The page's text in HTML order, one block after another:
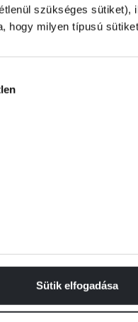
szükséges sütiket),
hogy milyen típusú
Sütik elfogadása
Tovább